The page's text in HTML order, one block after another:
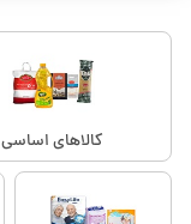
کالاهای اساسی